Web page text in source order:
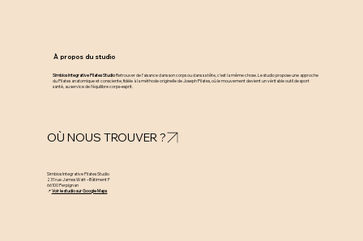
À propos du studio
Simbios Integrative Pilates StudioRetrouver de l’aisance dans son corps ou dans sa tête, c’est la même chose. Le studio propose une approche
du Pilates anatomique et consciente, fidèle à la méthode originelle de Joseph Pilates, où le mouvement devient un véritable outil de sport
santé, au service de l’équilibre corps–esprit.
OÙ NOUS TROUVER ?
Simbios Integrative Pilates Studio
231 rue James Watt – Bâtiment F
66100 Perpignan
📍 Voir le studio sur Google Maps